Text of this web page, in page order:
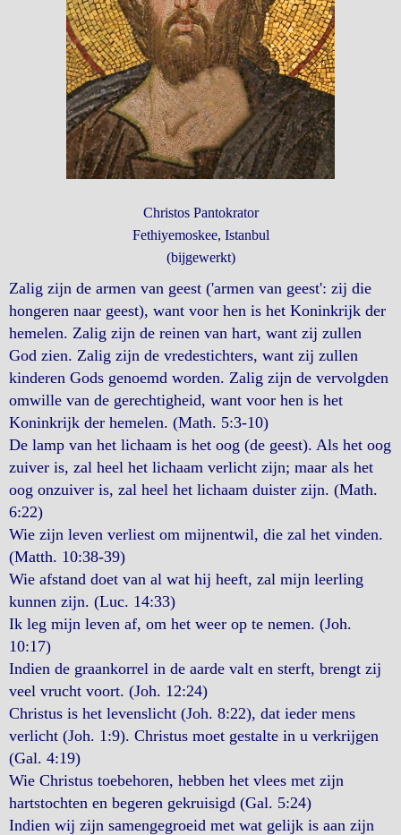
Christos Pantokrator
Fethiyemoskee, Istanbul
(bijgewerkt)
Zalig zijn de armen van geest ('armen van geest': zij die
hongeren naar geest), want voor hen is het Koninkrijk der
hemelen. Zalig zijn de reinen van hart, want zij zullen
God zien. Zalig zijn de vredestichters, want zij zullen
kinderen Gods genoemd worden. Zalig zijn de vervolgden
omwille van de gerechtigheid, want voor hen is het
Koninkrijk der hemelen. (Math. 5:3-10)
De lamp van het lichaam is het oog (de geest). Als het oog
zuiver is, zal heel het lichaam verlicht zijn; maar als het
oog onzuiver is, zal heel het lichaam duister zijn. (Math.
6:22)
Wie zijn leven verliest om mijnentwil, die zal het vinden.
(Matth. 10:38-39)
Wie afstand doet van al wat hij heeft, zal mijn leerling
kunnen zijn. (Luc. 14:33)
Ik leg mijn leven af, om het weer op te nemen. (Joh.
10:17)
Indien de graankorrel in de aarde valt en sterft, brengt zij
veel vrucht voort. (Joh. 12:24)
Christus is het levenslicht (Joh. 8:22), dat ieder mens
verlicht (Joh. 1:9). Christus moet gestalte in u verkrijgen
(Gal. 4:19)
Wie Christus toebehoren, hebben het vlees met zijn
hartstochten en begeren gekruisigd (Gal. 5:24)
Indien wij zijn samengegroeid met wat gelijk is aan zijn